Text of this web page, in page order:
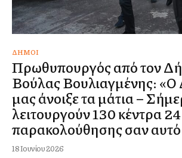
ΔΉΜΟΙ
Πρωθυπουργός από τον
Βούλας Βουλιαγμένης:
μας άνοιξε τα μάτια –
λειτουργούν 130 κέντρα
παρακολούθησης σαν
18 Ιουνίου 2026